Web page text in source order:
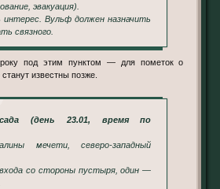
эвакуация).
Вульф должен назначить
связного.
известны позже.
мечети, северо-западный
со стороны пустыря, один —